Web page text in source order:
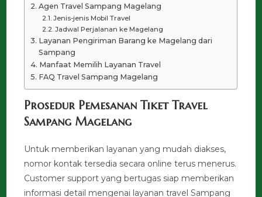
Agen Travel Sampang Magelang
Jenis-jenis Mobil Travel
Jadwal Perjalanan ke Magelang
Layanan Pengiriman Barang ke Magelang dari
Sampang
Manfaat Memilih Layanan Travel
FAQ Travel Sampang Magelang
Prosedur Pemesanan Tiket Travel
Sampang Magelang
Untuk memberikan layanan yang mudah diakses,
nomor kontak tersedia secara online terus menerus.
Customer support yang bertugas siap memberikan
informasi detail mengenai layanan travel Sampang